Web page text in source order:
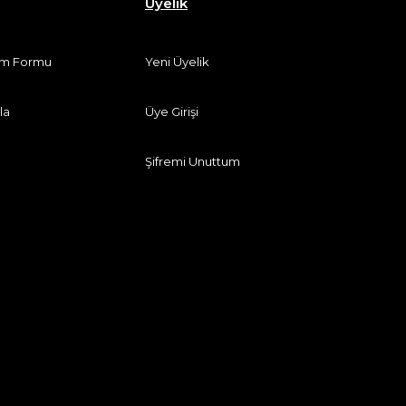
Formu Yeni Üyelik
Üye Girişi
Şifremi Unuttum